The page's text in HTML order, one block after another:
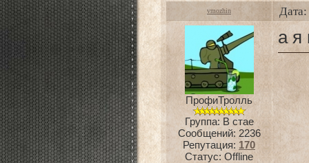
vmozhin
ПрофиТролль
Группа: В стае
Сообщений: 2236
Репутация: 170
Статус: Offline
а я